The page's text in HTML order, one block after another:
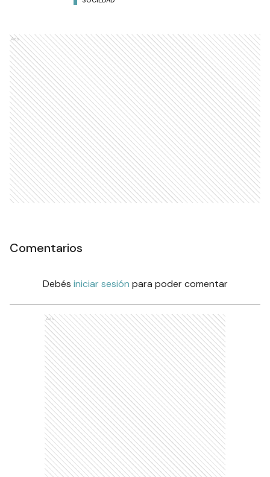
Ads
Comentarios
Debés iniciar sesión para poder comentar
Ads